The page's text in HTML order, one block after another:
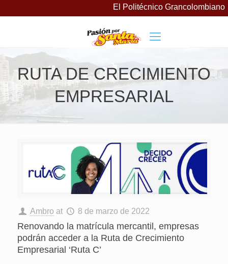
El Politécnico Grancolombiano
RUTA DE CRECIMIENTO
EMPRESARIAL
Ambro at 8 de marzo de 2022
Renovando la matrícula mercantil, empresas
podrán acceder a la Ruta de Crecimiento
Empresarial ‘Ruta C’